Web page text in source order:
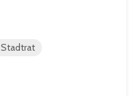
Stadtrat